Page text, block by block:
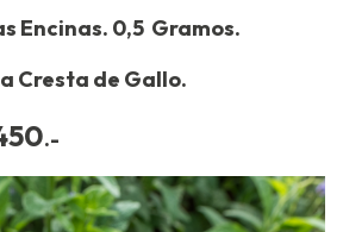
Encinas. 0,5 Gramos.
Cresta de Gallo.
.-